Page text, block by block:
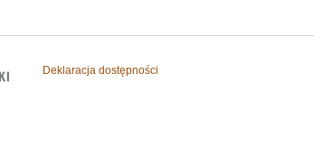
Deklaracja dostępności